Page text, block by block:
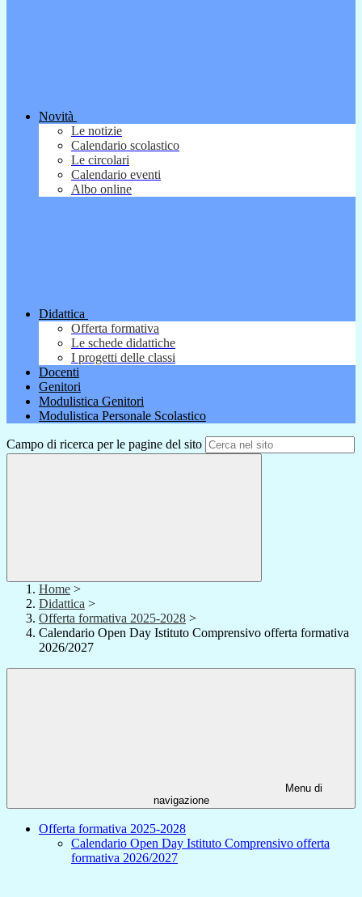
Novità
Le notizie
Calendario scolastico
Le circolari
Calendario eventi
Albo online
Didattica
Offerta formativa
Le schede didattiche
I progetti delle classi
Docenti
Genitori
Modulistica Genitori
Modulistica Personale Scolastico
Campo di ricerca per le pagine del sito
Home >
Didattica >
Offerta formativa 2025-2028 >
Calendario Open Day Istituto Comprensivo offerta formativa
2026/2027
Menu di
navigazione
Offerta formativa 2025-2028
Calendario Open Day Istituto Comprensivo offerta
formativa 2026/2027